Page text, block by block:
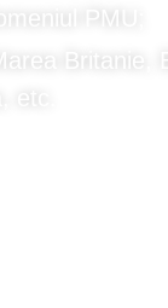
PMU;
Britanie,
etc.